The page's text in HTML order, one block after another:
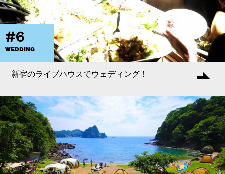
#6
WEDDING
新宿のライブハウスでウェディング！